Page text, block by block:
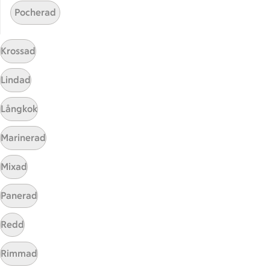
ICA
ICAs egna varor
ICA Gruppen
ICA Nära
ICA Supermarket
ICA Kvantum
ICA Maxi
Utvalda leverantörer
Annonsera
Jobba på ICA
Hållbarhet
ICA Stiftelsen
En god morgondag
Pocherad
Krossad
Lindad
Långkok
Marinerad
Mixad
Panerad
Redd
Rimmad